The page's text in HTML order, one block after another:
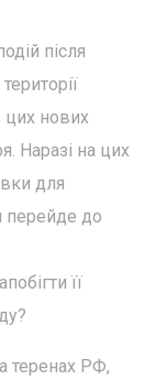
після
нових
Наразі на цих
для
перейде до
її
теренах РФ,